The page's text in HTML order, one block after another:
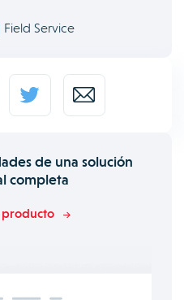
Field Service
de una solución
completa